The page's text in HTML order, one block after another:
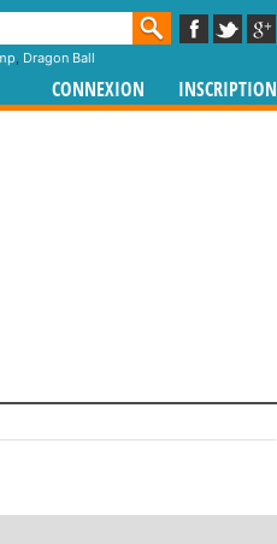
, Dragon Ball
CONNEXION INSCRIPTION